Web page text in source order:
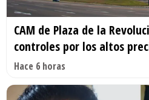
CAM de Plaza de la
controles por los altos
Hace 6 horas